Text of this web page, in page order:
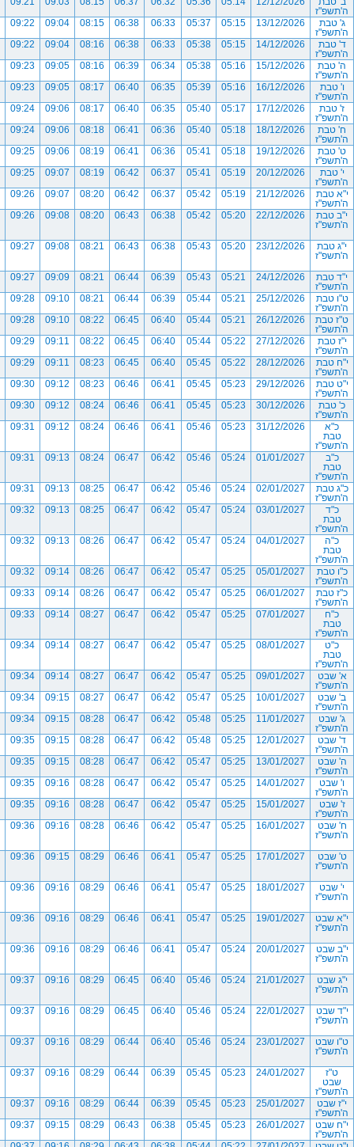
ה'תשפ"ז
ג' טבת
ה'תשפ"ז
13/12/2026
05:15
05:37
06:33
06:38
08:15
09:04
09:22
ד' טבת
ה'תשפ"ז
14/12/2026
05:15
05:38
06:33
06:38
08:16
09:04
09:22
ה' טבת
ה'תשפ"ז
15/12/2026
05:16
05:38
06:34
06:39
08:16
09:05
09:23
ו' טבת
ה'תשפ"ז
16/12/2026
05:16
05:39
06:35
06:40
08:17
09:05
09:23
ז' טבת
ה'תשפ"ז
17/12/2026
05:17
05:40
06:35
06:40
08:17
09:06
09:24
ח' טבת
ה'תשפ"ז
18/12/2026
05:18
05:40
06:36
06:41
08:18
09:06
09:24
ט' טבת
ה'תשפ"ז
19/12/2026
05:18
05:41
06:36
06:41
08:19
09:06
09:25
י' טבת
ה'תשפ"ז
20/12/2026
05:19
05:41
06:37
06:42
08:19
09:07
09:25
י"א טבת
ה'תשפ"ז
21/12/2026
05:19
05:42
06:37
06:42
08:20
09:07
09:26
י"ב טבת
ה'תשפ"ז
22/12/2026
05:20
05:42
06:38
06:43
08:20
09:08
09:26
י"ג טבת
ה'תשפ"ז
23/12/2026
05:20
05:43
06:38
06:43
08:21
09:08
09:27
י"ד טבת
ה'תשפ"ז
24/12/2026
05:21
05:43
06:39
06:44
08:21
09:09
09:27
ט"ו טבת
ה'תשפ"ז
25/12/2026
05:21
05:44
06:39
06:44
08:21
09:10
09:28
ט"ז טבת
ה'תשפ"ז
26/12/2026
05:21
05:44
06:40
06:45
08:22
09:10
09:28
י"ז טבת
ה'תשפ"ז
27/12/2026
05:22
05:44
06:40
06:45
08:22
09:11
09:29
י"ח טבת
ה'תשפ"ז
28/12/2026
05:22
05:45
06:40
06:45
08:23
09:11
09:29
י"ט טבת
ה'תשפ"ז
29/12/2026
05:23
05:45
06:41
06:46
08:23
09:12
09:30
כ' טבת
ה'תשפ"ז
30/12/2026
05:23
05:45
06:41
06:46
08:24
09:12
09:30
כ"א
טבת
ה'תשפ"ז
31/12/2026
05:23
05:46
06:41
06:46
08:24
09:12
09:31
כ"ב
טבת
ה'תשפ"ז
01/01/2027
05:24
05:46
06:42
06:47
08:24
09:13
09:31
כ"ג טבת
ה'תשפ"ז
02/01/2027
05:24
05:46
06:42
06:47
08:25
09:13
09:31
כ"ד
טבת
ה'תשפ"ז
03/01/2027
05:24
05:47
06:42
06:47
08:25
09:13
09:32
כ"ה
טבת
ה'תשפ"ז
04/01/2027
05:24
05:47
06:42
06:47
08:26
09:13
09:32
כ"ו טבת
ה'תשפ"ז
05/01/2027
05:25
05:47
06:42
06:47
08:26
09:14
09:32
כ"ז טבת
ה'תשפ"ז
06/01/2027
05:25
05:47
06:42
06:47
08:26
09:14
09:33
כ"ח
טבת
ה'תשפ"ז
07/01/2027
05:25
05:47
06:42
06:47
08:27
09:14
09:33
כ"ט
טבת
ה'תשפ"ז
08/01/2027
05:25
05:47
06:42
06:47
08:27
09:14
09:34
א' שבט
ה'תשפ"ז
09/01/2027
05:25
05:47
06:42
06:47
08:27
09:14
09:34
ב' שבט
ה'תשפ"ז
10/01/2027
05:25
05:47
06:42
06:47
08:27
09:15
09:34
ג' שבט
ה'תשפ"ז
11/01/2027
05:25
05:48
06:42
06:47
08:28
09:15
09:34
ד' שבט
ה'תשפ"ז
12/01/2027
05:25
05:48
06:42
06:47
08:28
09:15
09:35
ה' שבט
ה'תשפ"ז
13/01/2027
05:25
05:47
06:42
06:47
08:28
09:15
09:35
ו' שבט
ה'תשפ"ז
14/01/2027
05:25
05:47
06:42
06:47
08:28
09:16
09:35
ז' שבט
ה'תשפ"ז
15/01/2027
05:25
05:47
06:42
06:47
08:28
09:16
09:35
ח' שבט
ה'תשפ"ז
16/01/2027
05:25
05:47
06:42
06:46
08:28
09:16
09:36
ט' שבט
ה'תשפ"ז
17/01/2027
05:25
05:47
06:41
06:46
08:29
09:15
09:36
י' שבט
ה'תשפ"ז
18/01/2027
05:25
05:47
06:41
06:46
08:29
09:16
09:36
י"א שבט
ה'תשפ"ז
19/01/2027
05:25
05:47
06:41
06:46
08:29
09:16
09:36
י"ב שבט
ה'תשפ"ז
20/01/2027
05:24
05:47
06:41
06:46
08:29
09:16
09:36
י"ג שבט
ה'תשפ"ז
21/01/2027
05:24
05:46
06:40
06:45
08:29
09:16
09:37
י"ד שבט
ה'תשפ"ז
22/01/2027
05:24
05:46
06:40
06:45
08:29
09:16
09:37
ט"ו שבט
ה'תשפ"ז
23/01/2027
05:24
05:46
06:40
06:44
08:29
09:16
09:37
ט"ז
שבט
ה'תשפ"ז
24/01/2027
05:23
05:45
06:39
06:44
08:29
09:16
09:37
י"ז שבט
ה'תשפ"ז
25/01/2027
05:23
05:45
06:39
06:44
08:29
09:16
09:37
י"ח שבט
ה'תשפ"ז
26/01/2027
05:23
05:45
06:38
06:43
08:29
09:15
09:37